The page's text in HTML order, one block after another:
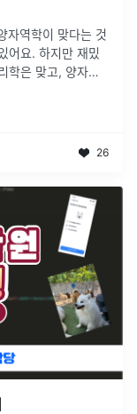
역학이 맞다는 것
어요. 하지만 재밌
학은 맞고, 양자역
26